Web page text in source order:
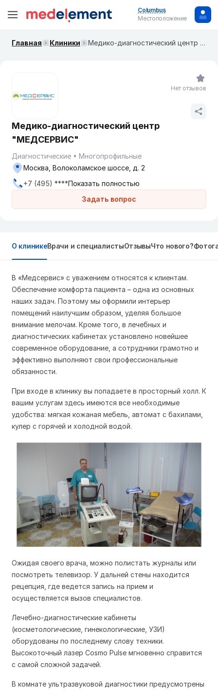
Columbus
Местоположение
Главная Клиники Медико-диагностический центр "МЕДСЕРВИС"
Медико-диагностический центр
"МЕДСЕРВИС"
Диагностические Многопрофильные
Задать вопрос
Москва, Волоколамское шоссе, д. 2
+7 (495) ****Показать полностью
Нет отзывов
О клиникеВрачи и специалистыОтзывыЧто нового?
В «Медсервис» с уважением относятся к клиентам.
Обеспечение комфорта пациента – одна из основных
наших задач. Поэтому мы оформили интерьер
помещений наилучшим образом, уделяя большое
внимание мелочам. Кроме того, в лечебных и
диагностических кабинетах установлено новейшее
современное оборудование, а сотрудники грамотно и
эффективно выполняют свои профессиональные
обязанности.
При входе в клинику вы попадаете в просторный холл. К
вашим услугам здесь имеются все необходимые
удобства: мягкая кожаная мебель, автомат с бахилами,
кулер с горячей и холодной водой.
Ожидая своего врача, можно полистать журналы или
посмотреть телевизор. У дальней стены находится
рецепция, где ведется запись на прием и
осуществляется вызов специалистов.
Лечебно-диагностические кабинеты
(косметологические, гинекологические, УЗИ)
оборудованы по последнему слову техники.
Высокоточный лазер Cosmo Pulse мгновенно справится
с самой сложной задачей.
В комнате ультразвуковой диагностики предусмотрены